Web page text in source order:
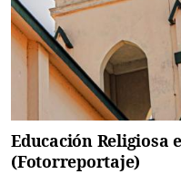
Educación Religiosa
(Fotorreportaje)